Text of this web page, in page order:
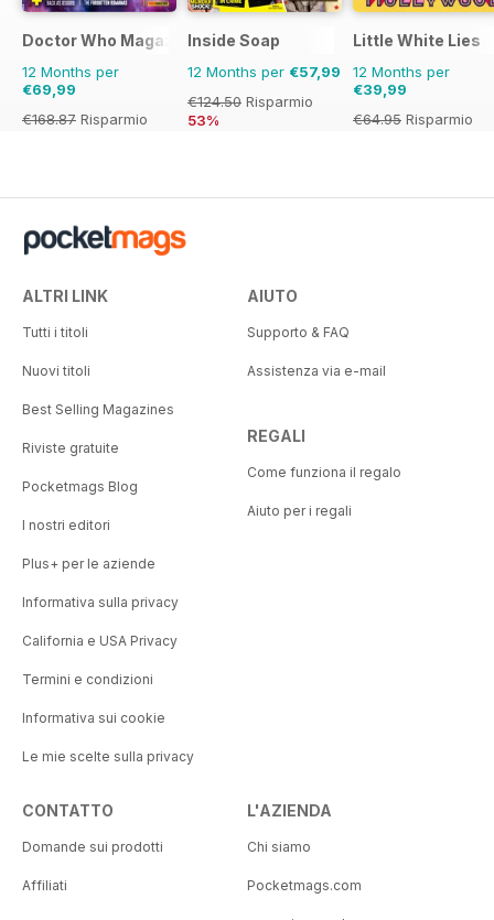
Doctor Who Magazine
12 Months per
€69,99
€168.87 Risparmio
Inside Soap
12 Months per €57,99
€124.50 Risparmio
53%
Little White Lies
12 Months per
€39,99
€64.95 Risparmio
ALTRI LINK
Tutti i titoli
Nuovi titoli
Best Selling Magazines
Riviste gratuite
Pocketmags Blog
I nostri editori
Plus+ per le aziende
Informativa sulla privacy
California e USA Privacy
Termini e condizioni
Informativa sui cookie
Le mie scelte sulla privacy
AIUTO
Supporto & FAQ
Assistenza via e-mail
REGALI
Come funziona il regalo
Aiuto per i regali
CONTATTO
Domande sui prodotti
Affiliati
L'AZIENDA
Chi siamo
Pocketmags.com